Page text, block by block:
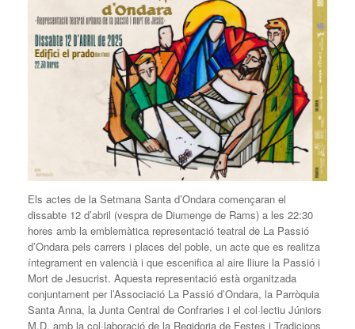
Els actes de la Setmana Santa d’Ondara començaran el
dissabte 12 d’abril (vespra de Diumenge de Rams) a les 22:30
hores amb la emblemàtica representació teatral de La Passió
d’Ondara pels carrers i places del poble, un acte que es realitza
íntegrament en valencià i que escenifica al aire lliure la Passió i
Mort de Jesucrist. Aquesta representació està organitzada
conjuntament per l’Associació La Passió d’Ondara, la Parròquia
Santa Anna, la Junta Central de Confraries i el col·lectiu Júniors
M.D, amb la col·laboració de la Regidoria de Festes i Tradicions